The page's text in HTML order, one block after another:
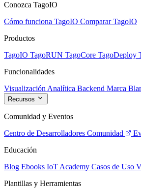
Conozca TagoIO
Cómo funciona TagoIO Comparar TagoIO
Productos
TagoIO TagoRUN TagoCore TagoDeploy
Funcionalidades
Visualización Analítica Backend Marca
Recursos
Comunidad y Eventos
Centro de Desarrolladores Comunidad
Educación
Blog Ebooks IoT Academy Casos de Uso
Plantillas y Herramientas